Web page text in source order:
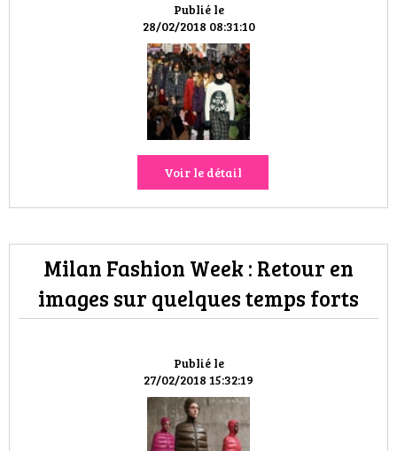
Publié le
28/02/2018 08:31:10
Voir le détail
Publié le
27/02/2018 15:32:19
Milan Fashion Week : Retour en
images sur quelques temps forts